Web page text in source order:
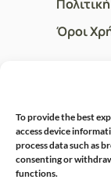
To provide the best
access device
process data such as
consenting or
functions.
Όροι
Ο
Η Ομάδα